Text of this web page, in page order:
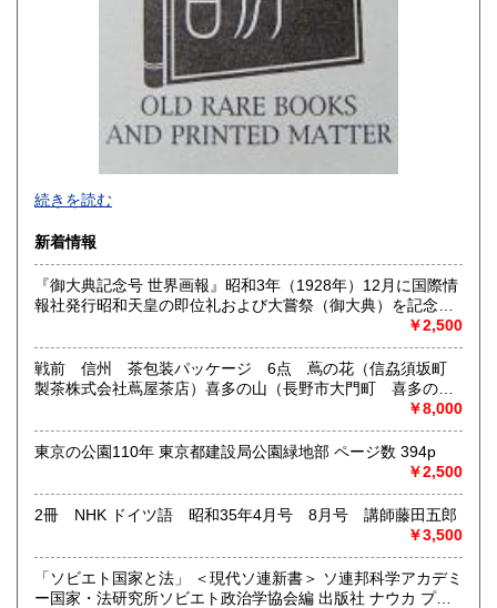
最寄駅：花小金井
営業時間：10:00〜18:00
定休日：不定休
古本・骨董品の出張買取のお申込み・ご予約は、お電話・ま
たはメールにて承っております。 お気軽にお問合わせくださ
出張費は無料です。旧家、蔵のあるお宅、昭和40年以前の古
いお宅の買取は、遠方でも大歓迎です。
取り扱い分野
社会科学、美術工芸、古典籍、近代文献、外国書
続きを読む
新着情報
『御大典記念号 世界画報』昭和3年（1928年）12月に国際情
報社発行昭和天皇の即位礼および大嘗祭（御大典）を記念す
るグラフ雑誌の臨時増刊号です。当時の儀式の様子や関連行
事を写した貴重な写真や解説が多数収録されています。
￥2,500
戦前 信州 茶包装パッケージ 6点 蔦の花（信劦須坂町
製茶株式会社蔦屋茶店）喜多の山（長野市大門町 喜多の園
本店）西沢園（長野県中堅町 西澤園本舗）梅の花（信州須
坂市梅の園茶店）奈良此園（信州中野町 西澤茶舗）美泉瀧
（信州長野市新町 茶間屋美濃久商店）瀧の音（信濃吉田本
￥8,000
東京の公園110年 東京都建設局公園緑地部 ページ数 394p
￥2,500
2冊 NHK ドイツ語 昭和35年4月号 8月号 講師藤田五郎
￥3,500
「ソビエト国家と法」 ＜現代ソ連新書＞ ソ連邦科学アカデミ
ー国家・法研究所ソビエト政治学協会編 出版社 ナウカ プロ